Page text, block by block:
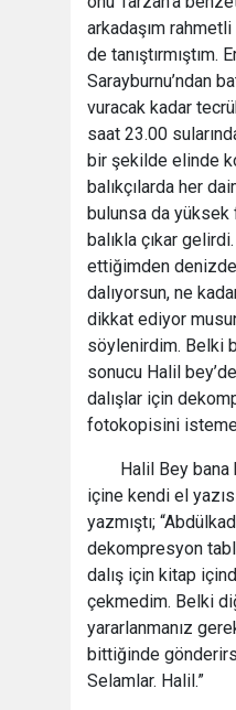
arkadaşım
de tanıştırmıştım.
Sarayburnu’ndan
vuracak kadar
saat 23.00
bir şekilde elinde
balıkçılarda her
bulunsa da yüksek
balıkla çıkar
ettiğimden
dalıyorsun, ne
dikkat ediyor
söylenirdim. Belki
sonucu Halil
dalışlar için
fotokopisini
Halil Bey
içine kendi el
yazmıştı;
dekompresyon
dalış için kitap
çekmedim. Belki
yararlanmanız
bittiğinde
Selamlar. Halil.”